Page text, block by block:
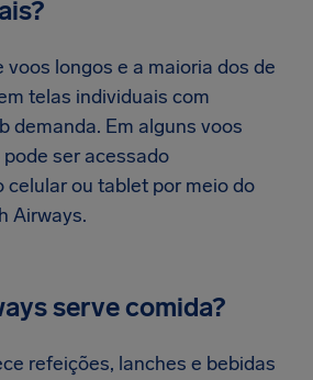
voos longos e a maioria dos de
telas individuais com
demanda. Em alguns voos
ser acessado
ou tablet por meio do
Airways.
serve comida?
refeições, lanches e bebidas